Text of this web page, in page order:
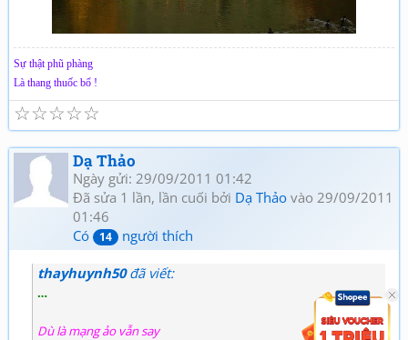
Sự thật phũ phàng
Là thang thuốc bổ !
☆
☆
☆
☆
☆
Dạ Thảo
Ngày gửi: 29/09/2011 01:42
Đã sửa 1 lần, lần cuối bởi Dạ Thảo vào 29/09/2011
01:46
Có
14 người thích
thayhuynh50đã viết:
…
Dù là mạng ảo vẫn say